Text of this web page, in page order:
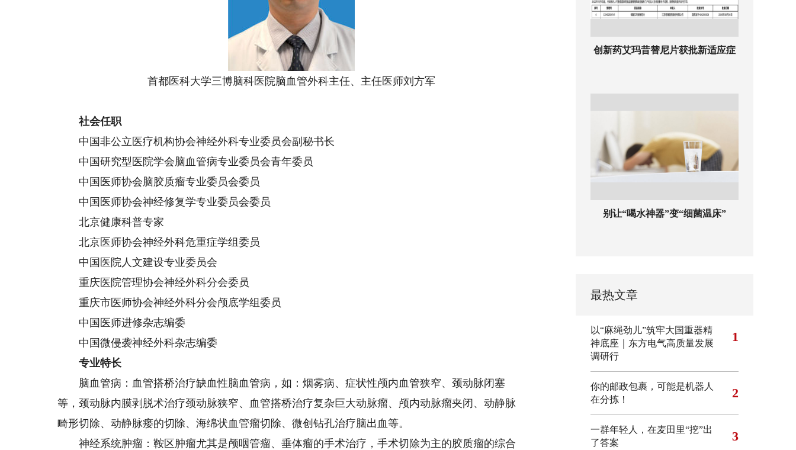
首都医科大学三博脑科医院脑血管外科主任、主任医师刘方军
社会任职
中国非公立医疗机构协会神经外科专业委员会副秘书长
中国研究型医院学会脑血管病专业委员会青年委员
中国医师协会脑胶质瘤专业委员会委员
中国医师协会神经修复学专业委员会委员
北京健康科普专家
北京医师协会神经外科危重症学组委员
中国医院人文建设专业委员会
重庆医院管理协会神经外科分会委员
重庆市医师协会神经外科分会颅底学组委员
中国医师进修杂志编委
中国微侵袭神经外科杂志编委
专业特长
脑血管病：血管搭桥治疗缺血性脑血管病，如：烟雾病、症状性颅内血管狭窄、颈动脉闭塞
等，颈动脉内膜剥脱术治疗颈动脉狭窄、血管搭桥治疗复杂巨大动脉瘤、颅内动脉瘤夹闭、动静脉
畸形切除、动静脉瘘的切除、海绵状血管瘤切除、微创钻孔治疗脑出血等。
神经系统肿瘤：鞍区肿瘤尤其是颅咽管瘤、垂体瘤的手术治疗，手术切除为主的胶质瘤的综合
创新药艾玛昔替尼片获批新适应症
别让“喝水神器”变“细菌温床”
最热文章
以“麻绳劲儿”筑牢大国重器精
神底座｜东方电气高质量发展
调研行
1
你的邮政包裹，可能是机器人
在分拣！
2
一群年轻人，在麦田里“挖”出
了答案
3